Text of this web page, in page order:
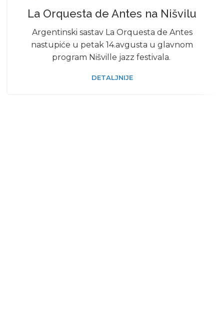
La Orquesta de Antes na Nišvilu
Argentinski sastav La Orquesta de Antes
nastupiće u petak 14.avgusta u glavnom
program Nišville jazz festivala.
DETALJNIJE